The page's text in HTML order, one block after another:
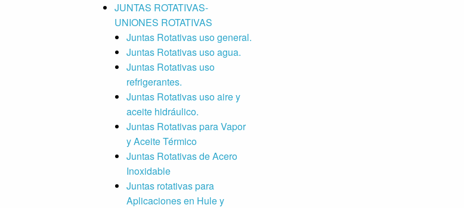
JUNTAS ROTATIVAS-
UNIONES ROTATIVAS
Juntas Rotativas uso general.
Juntas Rotativas uso agua.
Juntas Rotativas uso
refrigerantes.
Juntas Rotativas uso aire y
aceite hidráulico.
Juntas Rotativas para Vapor
y Aceite Térmico
Juntas Rotativas de Acero
Inoxidable
Juntas rotativas para
Aplicaciones en Hule y